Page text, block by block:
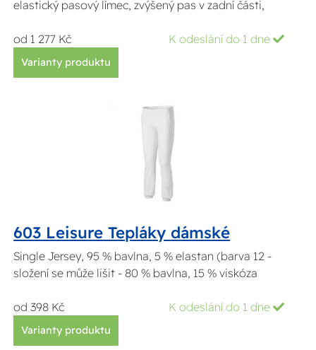
elastický pasový límec, zvýšený pas v zadní části,
od 1 277 Kč K odeslání do 1 dne
Varianty produktu
603 Leisure Tepláky dámské
Single Jersey, 95 % bavlna, 5 % elastan (barva 12 -
složení se může lišit - 80 % bavlna, 15 % viskóza
od 398 Kč K odeslání do 1 dne
Varianty produktu